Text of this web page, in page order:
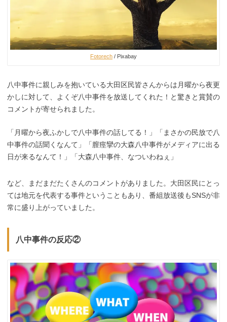
Fotorech / Pixabay
八中事件に親しみを抱いている大田区民皆さんからは月曜から夜更
かしに対して、よくぞ八中事件を放送してくれた！と驚きと賞賛の
コメントが寄せられました。
「月曜から夜ふかしで八中事件の話してる！」「まさかの民放で八
中事件の話聞くなんて」「膣痙攣の大森八中事件がメディアに出る
日が来るなんて！」「大森八中事件、なついわねぇ」
など、まだまだたくさんのコメントがありました。大田区民にとっ
ては地元を代表する事件ということもあり、番組放送後もSNSが非
常に盛り上がっていました。
八中事件の反応②